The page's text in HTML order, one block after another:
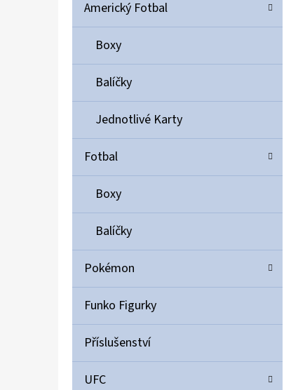
Americký Fotbal
Boxy
Balíčky
Jednotlivé Karty
Fotbal
Boxy
Balíčky
Pokémon
Funko Figurky
Příslušenství
UFC
ULTIMATE GUARD MAGNETIC CARD CASE 35PT